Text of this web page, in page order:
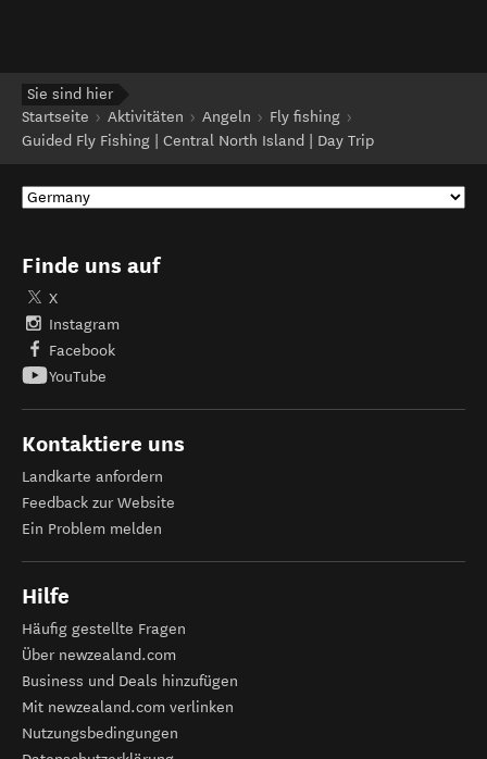
Sie sind hier
Startseite
Aktivitäten Angeln
Fly fishing
Guided Fly Fishing | Central North Island | Day Trip
Finde uns auf
X
Instagram
Facebook
YouTube
Kontaktiere uns
Landkarte anfordern
Feedback zur Website
Ein Problem melden
Hilfe
Häufig gestellte Fragen
Über newzealand.com
Business und Deals hinzufügen
Mit newzealand.com verlinken
Nutzungsbedingungen